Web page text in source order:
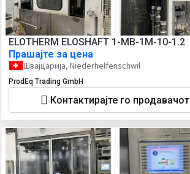
ELOTHERM ELOSHAFT 1-MB-1M-10-1.2
Прашајте за цена
Швајцарија, Niederhelfenschwil
ProdEq Trading GmbH
Контактирајте го продавачот